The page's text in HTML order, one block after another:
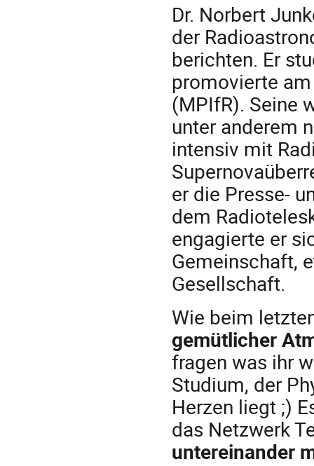
Dr. Norbert
der
berichten. Er
promovierte
(MPIfR). Seine
unter anderem
intensiv mit
er die Presse-
dem
engagierte er
Gemeinschaft,
Gesellschaft.
Wie beim
gemütlicher
fragen was ihr
Studium, der
Herzen liegt ;)
das Netzwerk
untereinander